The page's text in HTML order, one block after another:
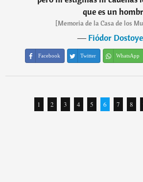
que es un
[Memoria de la Casa de los
―Fiódor
Facebook Twitter WhatsApp
1 2 3 4 5 6 7 8